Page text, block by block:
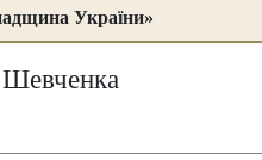
України»